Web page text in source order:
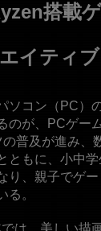
搭載
イティ
ソコン（PC）
のが、PCゲー
普及が進み、
ともに、小中
り、親子でゲ
る。
は、美しい描